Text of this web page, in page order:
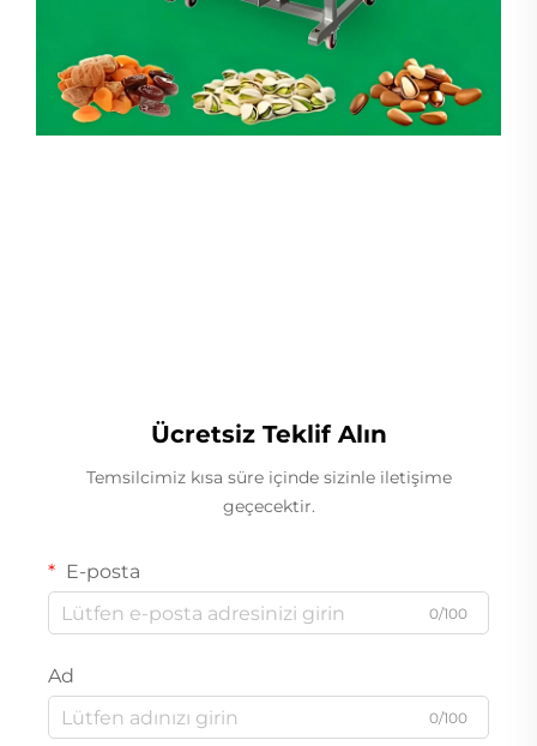
Ücretsiz Teklif Alın
Temsilcimiz kısa süre içinde sizinle iletişime
geçecektir.
E-posta
0/100
Ad
0/100